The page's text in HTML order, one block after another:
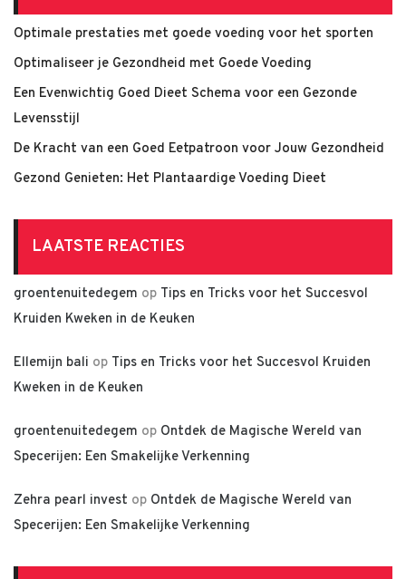
Optimale prestaties met goede voeding voor het sporten
Optimaliseer je Gezondheid met Goede Voeding
Een Evenwichtig Goed Dieet Schema voor een Gezonde
Levensstijl
De Kracht van een Goed Eetpatroon voor Jouw Gezondheid
Gezond Genieten: Het Plantaardige Voeding Dieet
LAATSTE REACTIES
groentenuitedegem op Tips en Tricks voor het Succesvol
Kruiden Kweken in de Keuken
Ellemijn bali op Tips en Tricks voor het Succesvol Kruiden
Kweken in de Keuken
groentenuitedegem op Ontdek de Magische Wereld van
Specerijen: Een Smakelijke Verkenning
Zehra pearl invest op Ontdek de Magische Wereld van
Specerijen: Een Smakelijke Verkenning